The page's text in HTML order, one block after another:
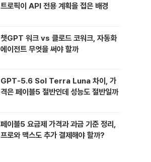
트로픽이 API 전용 계획을 접은 배경
챗GPT 워크 vs 클로드 코워크, 자동화
에이전트 무엇을 써야 할까
GPT-5.6 Sol Terra Luna 차이, 가
격은 페이블5 절반인데 성능도 절반일까
페이블5 요금제 가격과 과금 기준 정리,
프로와 맥스도 추가 결제해야 할까?